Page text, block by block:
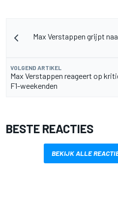
Max Verstappen grijpt
VOLGEND ARTIKEL
Max Verstappen reageert op
F1-weekenden
BESTE REACTIES
BEKIJK ALLE